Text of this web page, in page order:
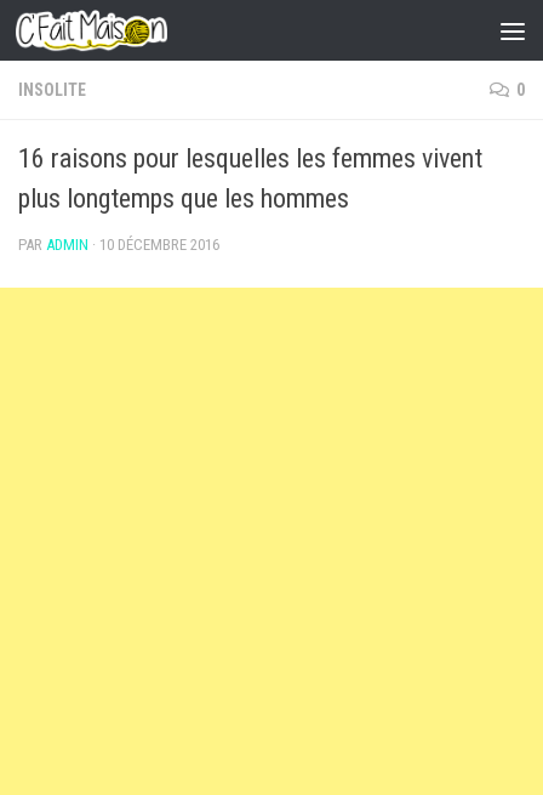
Skip to content
INSOLITE 0
16 raisons pour lesquelles les femmes vivent
plus longtemps que les hommes
PAR ADMIN · 10 DÉCEMBRE 2016